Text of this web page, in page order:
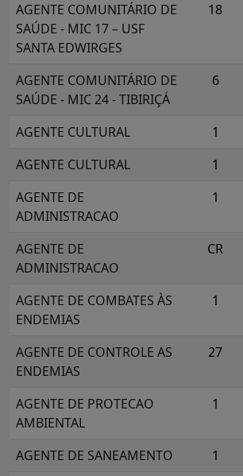
AGENTE COMUNITÁRIO DE
SAÚDE - MIC 17 – USF
SANTA EDWIRGES
18
AGENTE COMUNITÁRIO DE
SAÚDE - MIC 24 - TIBIRIÇÁ
6
AGENTE CULTURAL 1
AGENTE CULTURAL
1
AGENTE DE
ADMINISTRACAO
1
AGENTE DE
ADMINISTRACAO
CR
AGENTE DE COMBATES ÀS
ENDEMIAS
1
AGENTE DE CONTROLE AS
ENDEMIAS
27
AGENTE DE PROTECAO
AMBIENTAL
1
AGENTE DE SANEAMENTO 1